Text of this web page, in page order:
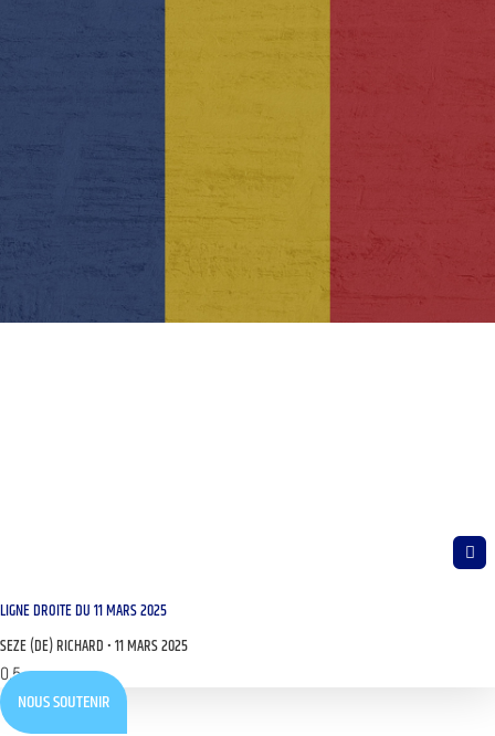
LIGNE DROITE DU 11 MARS 2025
SEZE (DE) RICHARD 11 MARS 2025
NOUS SOUTENIR